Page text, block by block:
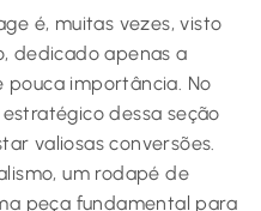
é, muitas vezes, visto
dedicado apenas a
pouca importância. No
dessa seção
valiosas conversões.
um rodapé de
peça fundamental para